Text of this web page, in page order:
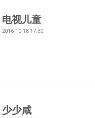
电视儿童
2016-10-18 17:30
少少咸